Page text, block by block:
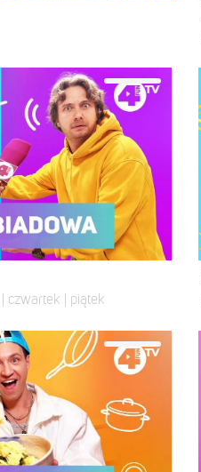
czwartek | piątek